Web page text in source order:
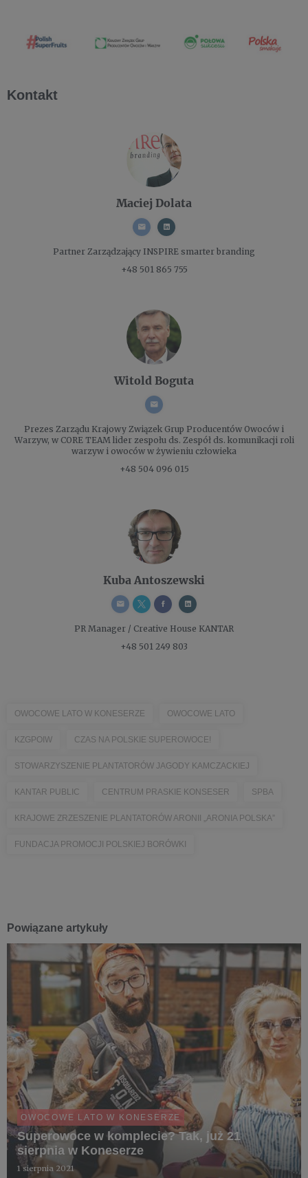
Kontakt
Maciej Dolata
Partner Zarządzający INSPIRE smarter branding
+48 501 865 755
Witold Boguta
Prezes Zarządu Krajowy Związek Grup Producentów Owoców i
Warzyw, w CORE TEAM lider zespołu ds. Zespół ds. komunikacji roli
warzyw i owoców w żywieniu człowieka
+48 504 096 015
Kuba Antoszewski
PR Manager / Creative House KANTAR
+48 501 249 803
OWOCOWE LATO W KONESERZE OWOCOWE LATO
KZGPOIW CZAS NA POLSKIE SUPEROWOCE!
STOWARZYSZENIE PLANTATORÓW JAGODY KAMCZACKIEJ
KANTAR PUBLIC CENTRUM PRASKIE KONSESER SPBA
KRAJOWE ZRZESZENIE PLANTATORÓW ARONII „ARONIA POLSKA”
FUNDACJA PROMOCJI POLSKIEJ BORÓWKI
Powiązane artykuły
OWOCOWE LATO W KONESERZE
Superowoce w komplecie? Tak, już 21
sierpnia w Koneserze
1 sierpnia 2021